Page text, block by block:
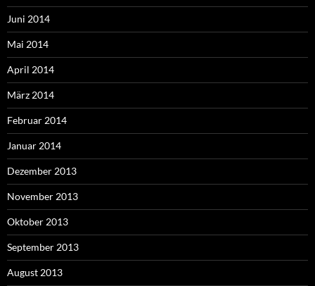
Juni 2014
Mai 2014
April 2014
März 2014
Februar 2014
Januar 2014
Dezember 2013
November 2013
Oktober 2013
September 2013
August 2013